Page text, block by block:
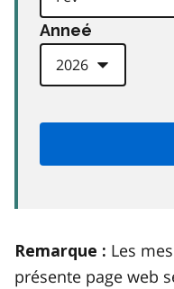
Anneé
Remarque : Les
présente page web